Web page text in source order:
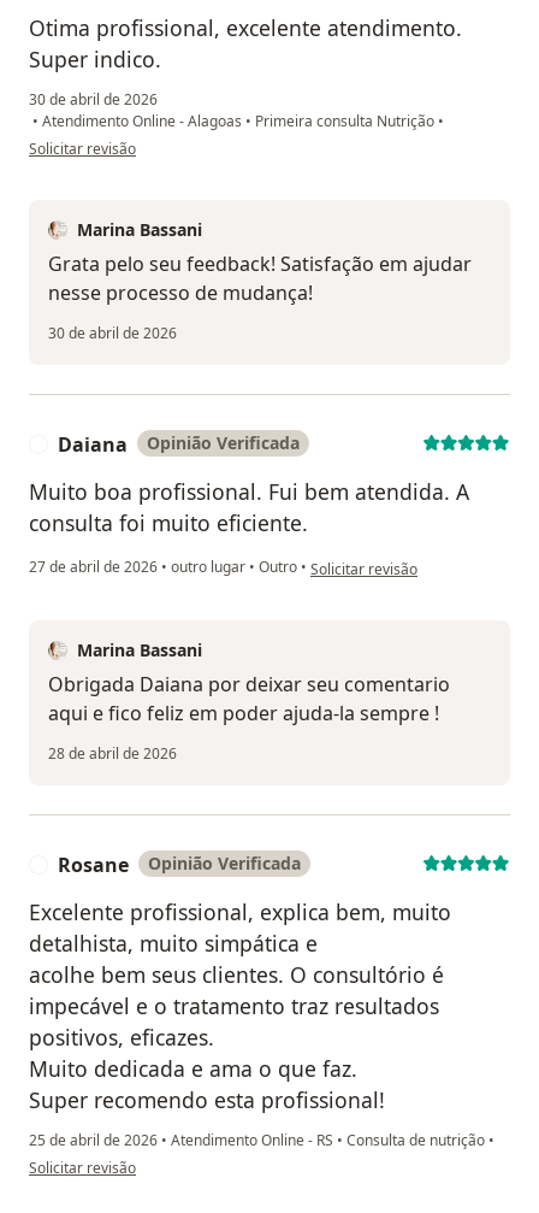
Otima profissional, excelente atendimento.
Super indico.
30 de abril de 2026
• Atendimento Online - Alagoas • Primeira consulta Nutrição •
na opinião do utilizador Fernanda
Solicitar revisão
Marina Bassani
Grata pelo seu feedback! Satisfação em ajudar
nesse processo de mudança!
30 de abril de 2026
Daiana Opinião Verificada
Muito boa profissional. Fui bem atendida. A
consulta foi muito eficiente.
27 de abril de 2026 • outro lugar • Outro • na opinião do utilizador Daiana
Solicitar revisão
Marina Bassani
Obrigada Daiana por deixar seu comentario
aqui e fico feliz em poder ajuda-la sempre !
28 de abril de 2026
Rosane Opinião Verificada
Excelente profissional, explica bem, muito
detalhista, muito simpática e
acolhe bem seus clientes. O consultório é
impecável e o tratamento traz resultados
positivos, eficazes.
Muito dedicada e ama o que faz.
Super recomendo esta profissional!
25 de abril de 2026 • Atendimento Online - RS • Consulta de nutrição •
na opinião do utilizador Rosane
Solicitar revisão